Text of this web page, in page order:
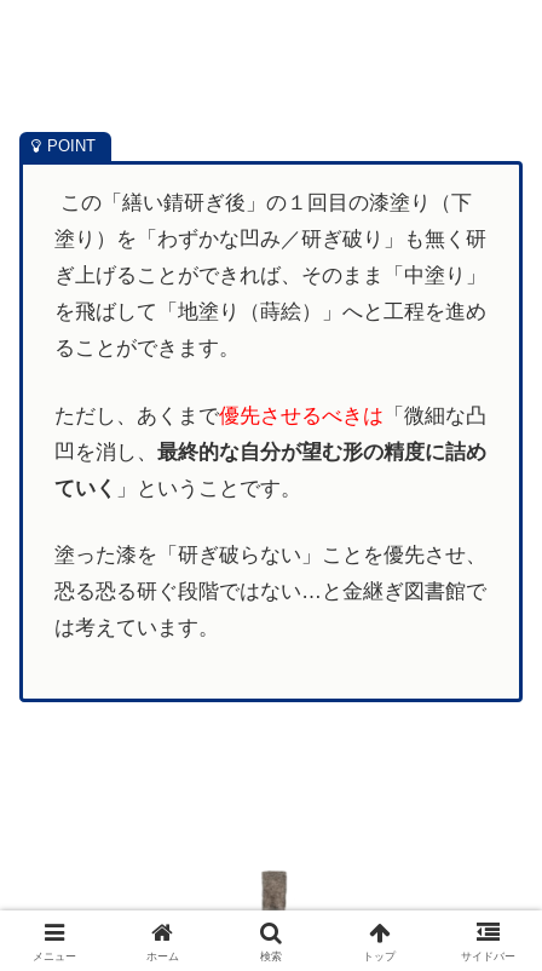
この「繕い錆研ぎ後」の１回目の漆塗り（下
塗り）を「わずかな凹み／研ぎ破り」も無く研
ぎ上げることができれば、そのまま「中塗り」
を飛ばして「地塗り（蒔絵）」へと工程を進め
ることができます。
ただし、あくまで優先させるべきは 「微細な凸
凹を消し、 最終的な自分が望む形の精度に詰め
ていく 」ということです。
塗った漆を「研ぎ破らない」ことを優先させ、
恐る恐る研ぐ段階ではない…と金継ぎ図書館で
は考えています。
メニュー ホーム 検索 トップ サイドバー